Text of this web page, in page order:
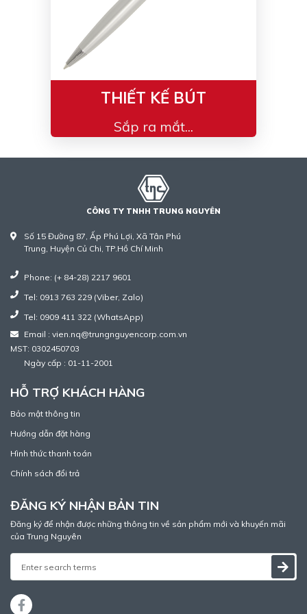
THIẾT KẾ BÚT
Sắp ra mắt...
CÔNG TY TNHH TRUNG NGUYÊN
Số 15 Đường 87, Ấp Phú Lợi, Xã Tân Phú
Trung, Huyện Củ Chi, TP.Hồ Chí Minh
Phone: (+ 84-28) 2217 9601
Tel: 0913 763 229 (Viber, Zalo)
Tel: 0909 411 322 (WhatsApp)
Email : vien.nq@trungnguyencorp.com.vn
MST: 0302450703
Ngày cấp : 01-11-2001
HỖ TRỢ KHÁCH HÀNG
Bảo mật thông tin
Hướng dẫn đặt hàng
Hình thức thanh toán
Chính sách đổi trả
ĐĂNG KÝ NHẬN BẢN TIN
Đăng ký để nhận được những thông tin về sản phẩm mới và khuyến mãi
của Trung Nguyên